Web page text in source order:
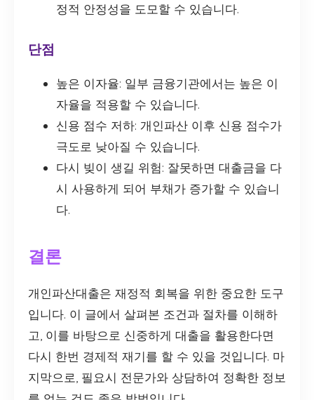
정적 안정성을 도모할 수 있습니다.
단점
높은 이자율: 일부 금융기관에서는 높은 이
자율을 적용할 수 있습니다.
신용 점수 저하: 개인파산 이후 신용 점수가
극도로 낮아질 수 있습니다.
다시 빚이 생길 위험: 잘못하면 대출금을 다
시 사용하게 되어 부채가 증가할 수 있습니
다.
결론
개인파산대출은 재정적 회복을 위한 중요한 도구
입니다. 이 글에서 살펴본 조건과 절차를 이해하
고, 이를 바탕으로 신중하게 대출을 활용한다면
다시 한번 경제적 재기를 할 수 있을 것입니다. 마
지막으로, 필요시 전문가와 상담하여 정확한 정보